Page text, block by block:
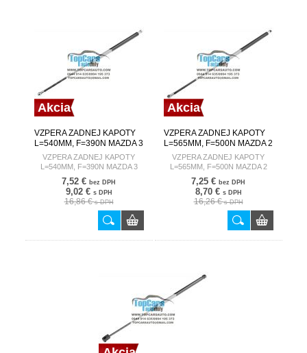
Akcia
VZPERA ZADNEJ KAPOTY
L=540MM, F=390N MAZDA 3
03-09 /LIFTBACK/
VZPERA ZADNEJ KAPOTY
L=540MM, F=390N MAZDA 3
03-09 /LIFTBACK/
7,52 € bez DPH
9,02 € s DPH
16,86 €s DPH
Akcia
VZPERA ZADNEJ KAPOTY
L=565MM, F=500N MAZDA 2
03-07
VZPERA ZADNEJ KAPOTY
L=565MM, F=500N MAZDA 2
03-07
7,25 € bez DPH
8,70 € s DPH
16,26 €s DPH